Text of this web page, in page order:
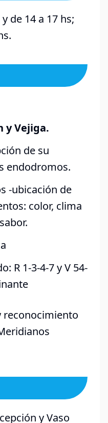
de 14 a 17 hs;
y Vejiga.
de su
endodromos.
-ubicación de
color, clima
R 1-3-4-7 y V 54-
reconocimiento
y Vaso